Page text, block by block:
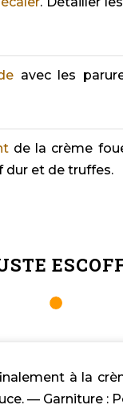
avec les
de la crème
dur et de truffes.
à la
— Garniture :